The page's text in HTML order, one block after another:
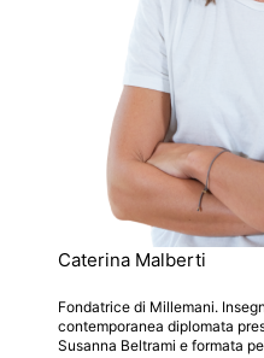
Caterina Malberti
Fondatrice di Millemani.
contemporanea diplomata
Susanna Beltrami e formata